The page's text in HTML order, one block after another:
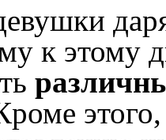
к этому